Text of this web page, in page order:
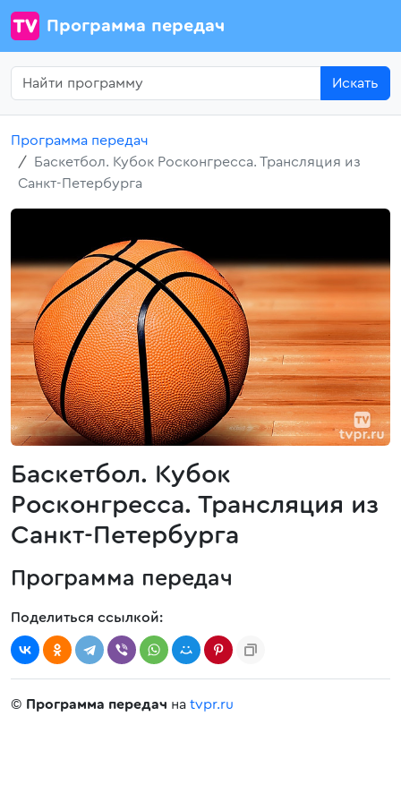
Программа передач
Искать
Программа передач
Баскетбол. Кубок Росконгресса. Трансляция из
Санкт-Петербурга
Баскетбол. Кубок
Росконгресса. Трансляция из
Санкт-Петербурга
Программа передач
Поделиться ссылкой:
© Программа передач на tvpr.ru